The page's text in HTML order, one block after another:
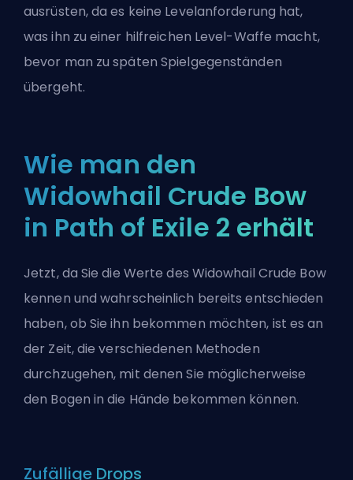
ausrüsten, da es keine Levelanforderung hat,
was ihn zu einer hilfreichen Level-Waffe macht,
bevor man zu späten Spielgegenständen
übergeht.
Wie man den
Widowhail Crude Bow
in Path of Exile 2 erhält
Jetzt, da Sie die Werte des Widowhail Crude Bow
kennen und wahrscheinlich bereits entschieden
haben, ob Sie ihn bekommen möchten, ist es an
der Zeit, die verschiedenen Methoden
durchzugehen, mit denen Sie möglicherweise
den Bogen in die Hände bekommen können.
Zufällige Drops